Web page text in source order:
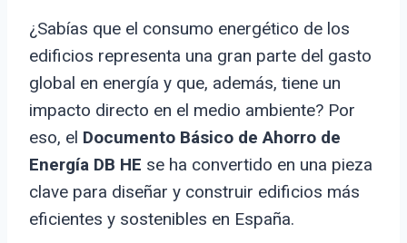
¿Sabías que el consumo energético de los
edificios representa una gran parte del gasto
global en energía y que, además, tiene un
impacto directo en el medio ambiente? Por
eso, el Documento Básico de Ahorro de
Energía DB HE se ha convertido en una pieza
clave para diseñar y construir edificios más
eficientes y sostenibles en España.